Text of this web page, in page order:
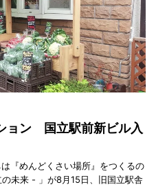
ョン 国立駅前新ビル入
『めんどくさい場所』をつくるの
未来 - 」が8月15日、旧国立駅舎